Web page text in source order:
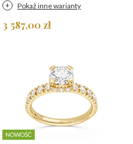
Pokaż inne warianty
3 587,00 zł
NOWOŚĆ